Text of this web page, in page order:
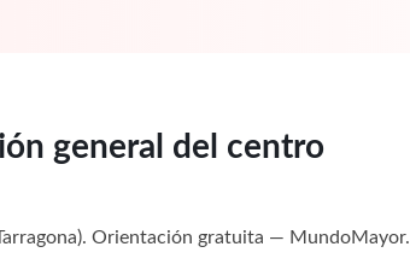
general del centro
Orientación gratuita — MundoMayor.